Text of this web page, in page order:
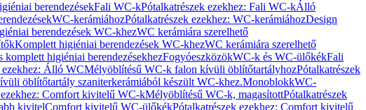
berendezésekFali WC-kPótalkatrészek ezekhez: Fali WC-kÁlló
WC-kerámiáhozPótalkatrészek ezekhez: WC-kerámiáhozDesign
berendezések WC-khezWC kerámiára szerelhető
Komplett higiéniai berendezések WC-khezWC kerámiára szerelhető
komplett higiéniai berendezésekhezFogyóeszközökWC-k és WC-ülőkékFali
ezekhez: Álló WCMélyöblítésű WC-k falon kívüli öblítőtartályhozPótalkatrészek
öblítőtartály szaniterkerámiából készült WC-khez.MonoblokkWC-
ezekhez: Comfort kivitelű WC-kMélyöblítésű WC-k, magasítottPótalkatrészek
kivitelComfort kivitelű WC-ülőkékPótalkatrészek ezekhez: Comfort kivitelű